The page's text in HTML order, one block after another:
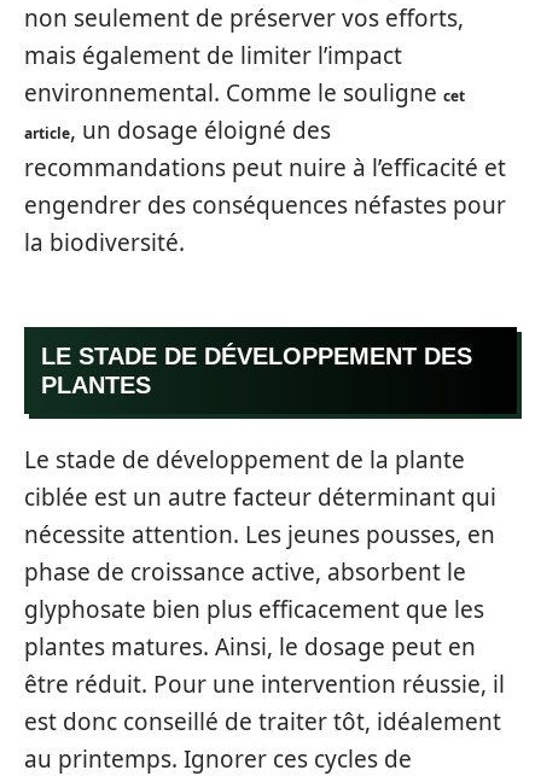
non seulement de préserver vos efforts,
mais également de limiter l’impact
environnemental. Comme le souligne cet
article, un dosage éloigné des
recommandations peut nuire à l’efficacité et
engendrer des conséquences néfastes pour
la biodiversité.
LE STADE DE DÉVELOPPEMENT DES
PLANTES
Le stade de développement de la plante
ciblée est un autre facteur déterminant qui
nécessite attention. Les jeunes pousses, en
phase de croissance active, absorbent le
glyphosate bien plus efficacement que les
plantes matures. Ainsi, le dosage peut en
être réduit. Pour une intervention réussie, il
est donc conseillé de traiter tôt, idéalement
au printemps. Ignorer ces cycles de